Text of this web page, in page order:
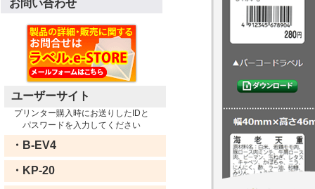
お問い合わせ
ユーザーサイト
プリンター購入時にお送りしたIDと
パスワードを入力してください
・B-EV4
・KP-20